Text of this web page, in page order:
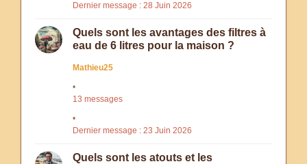
Dernier message : 28 Juin 2026
Quels sont les avantages des filtres à
eau de 6 litres pour la maison ?
Mathieu25
13 messages
Dernier message : 23 Juin 2026
Quels sont les atouts et les